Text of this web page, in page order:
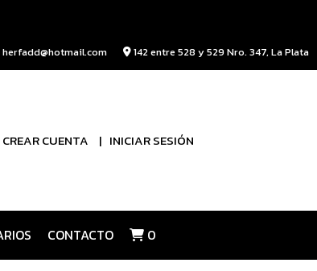
herfadd@hotmail.com 142 entre 528 y 529 Nro. 347, La Plata
CREAR CUENTA INICIAR SESIÓN
CONTACTO 0